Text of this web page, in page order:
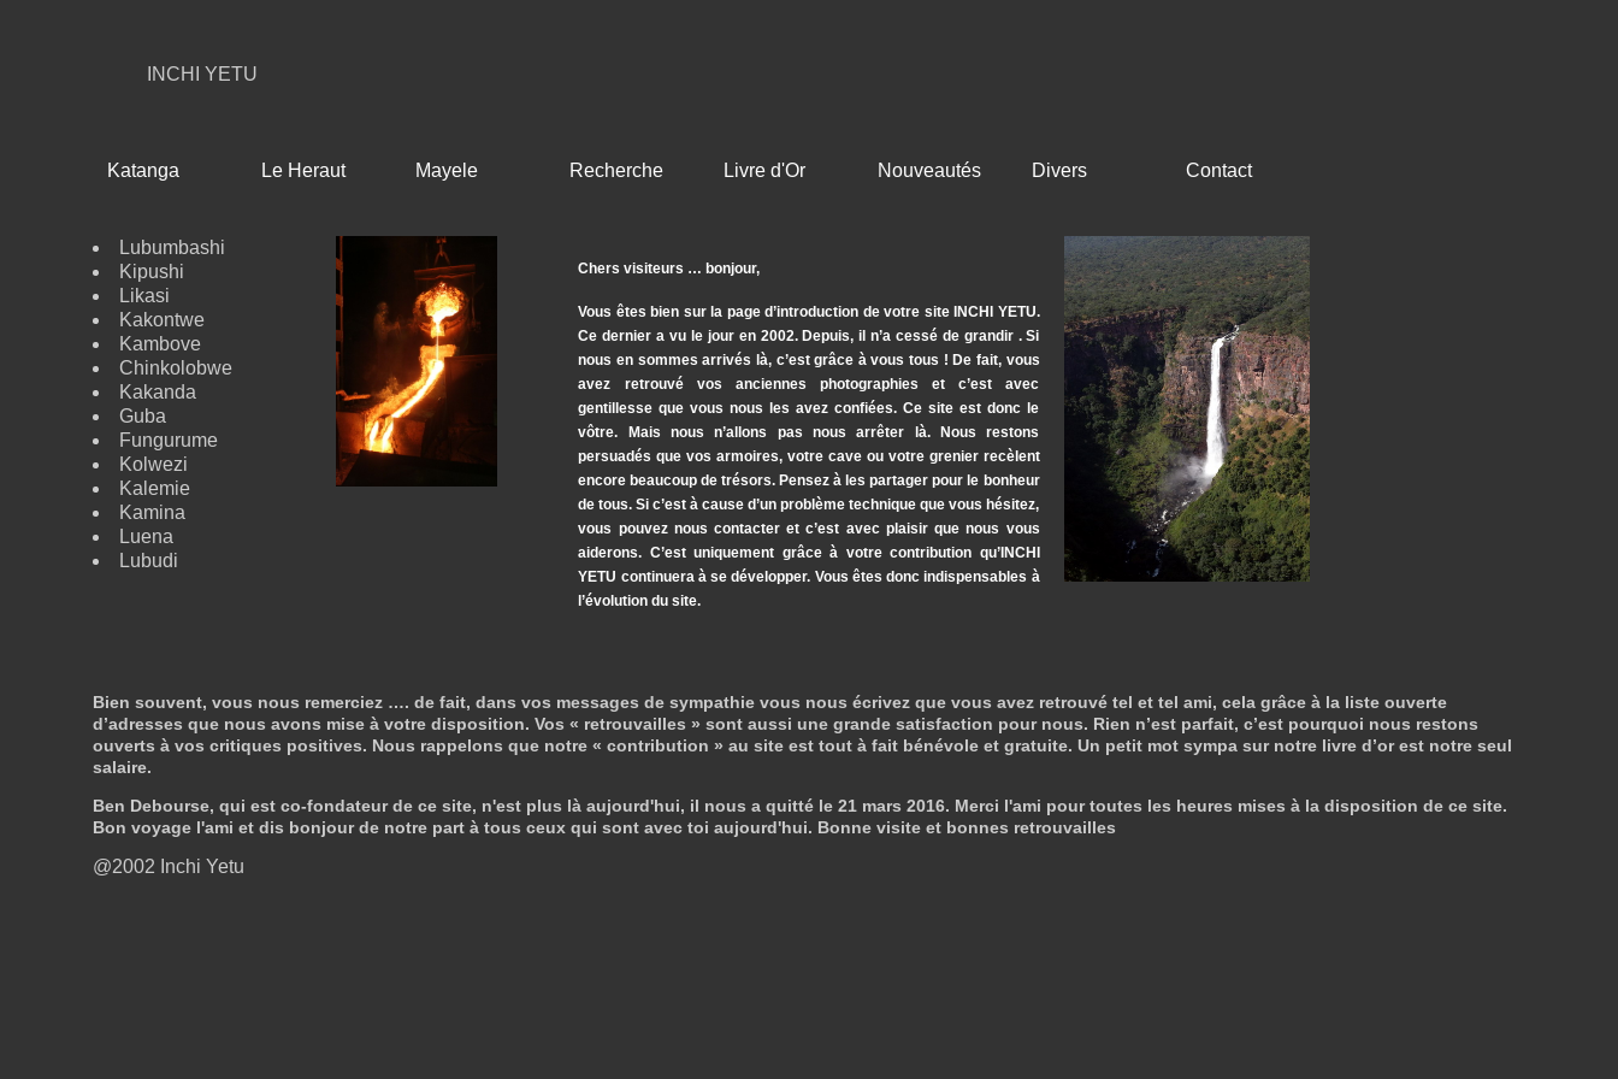
INCHI YETU
Katanga Le Heraut Mayele Recherche Livre d'Or Nouveautés Divers Contact
Lubumbashi
Kipushi
Likasi
Kakontwe
Kambove
Chinkolobwe
Kakanda
Guba
Fungurume
Kolwezi
Kalemie
Kamina
Luena
Lubudi
Chers visiteurs … bonjour,
Vous êtes bien sur la page d’introduction de votre site INCHI YETU.
Ce dernier a vu le jour en 2002. Depuis, il n’a cessé de grandir . Si
nous en sommes arrivés là, c’est grâce à vous tous ! De fait, vous
avez retrouvé vos anciennes photographies et c’est avec
gentillesse que vous nous les avez confiées. Ce site est donc le
vôtre. Mais nous n’allons pas nous arrêter là. Nous restons
persuadés que vos armoires, votre cave ou votre grenier recèlent
encore beaucoup de trésors. Pensez à les partager pour le bonheur
de tous. Si c’est à cause d’un problème technique que vous hésitez,
vous pouvez nous contacter et c’est avec plaisir que nous vous
aiderons. C’est uniquement grâce à votre contribution qu’INCHI
YETU continuera à se développer. Vous êtes donc indispensables à
l’évolution du site.
Bien souvent, vous nous remerciez …. de fait, dans vos messages de sympathie vous nous écrivez que vous avez retrouvé tel et tel ami, cela grâce à la liste ouverte
d’adresses que nous avons mise à votre disposition. Vos « retrouvailles » sont aussi une grande satisfaction pour nous. Rien n’est parfait, c’est pourquoi nous restons
ouverts à vos critiques positives. Nous rappelons que notre « contribution » au site est tout à fait bénévole et gratuite. Un petit mot sympa sur notre livre d’or est notre seul
salaire.
Ben Debourse, qui est co-fondateur de ce site, n'est plus là aujourd'hui, il nous a quitté le 21 mars 2016. Merci l'ami pour toutes les heures mises à la disposition de ce site.
Bon voyage l'ami et dis bonjour de notre part à tous ceux qui sont avec toi aujourd'hui. Bonne visite et bonnes retrouvailles
@2002 Inchi Yetu